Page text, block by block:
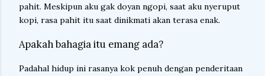
pahit. Meskipun aku gak doyan ngopi, saat aku nyeruput
kopi, rasa pahit itu saat dinikmati akan terasa enak.
Apakah bahagia itu emang ada?
Padahal hidup ini rasanya kok penuh dengan penderitaan